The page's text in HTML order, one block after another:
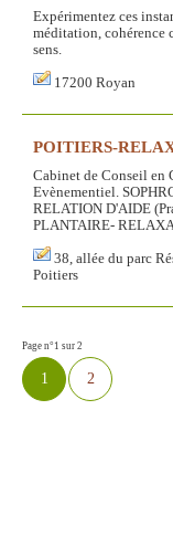
Expérimentez ces
méditation, cohérence
sens.
17200 Royan
POITIERS-
Cabinet de Conseil en
Evènementiel.
RELATION D'AIDE
PLANTAIRE-
38, allée du parc
Poitiers
Page n°1 sur 2
1 2